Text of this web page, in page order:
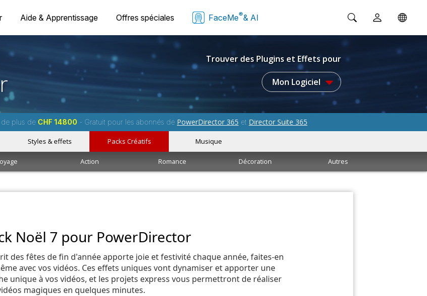
Aide & Apprentissage Offres spéciales FaceMe®& AI
Trouver des Plugins et Effets pour
Mon Logiciel
plus de CHF 14800 - Gratuit pour les abonnés de PowerDirector 365 et Director Suite 365
Styles & effets Packs Créatifs Musique
Action Romance Décoration Autres
Noël 7 pour PowerDirector
des fêtes de fin d'année apporte joie et festivité chaque année, faites-en
avec vos vidéos. Ces effets uniques vont dynamiser et apporter une
unique à vos vidéos, et les projets express vous permettront de réaliser
magiques en quelques minutes.